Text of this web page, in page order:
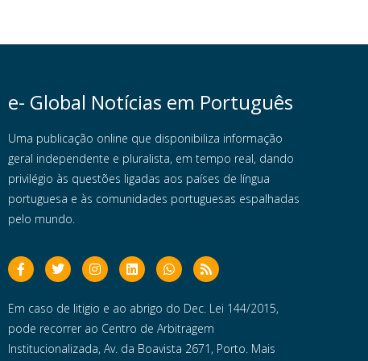
e- Global Notícias em Português
Uma publicação online que disponibiliza informação
geral independente e pluralista, em tempo real, dando
privilégio às questões ligadas aos países de língua
portuguesa e às comunidades portuguesas espalhadas
pelo mundo.
Em caso de litigio e ao abrigo do Dec. Lei 144/2015,
pode recorrer ao Centro de Arbitragem
Institucionalizada, Av. da Boavista 2671, Porto. Mais